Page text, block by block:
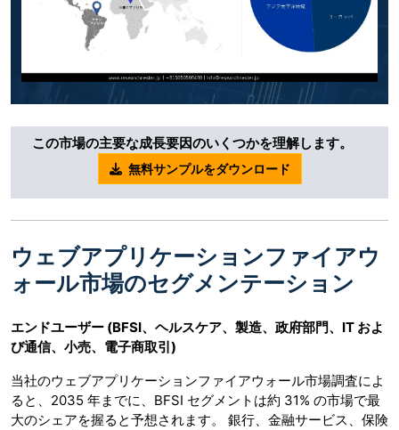
この市場の主要な成長要因のいくつかを理解します。
無料サンプルをダウンロード
ウェブアプリケーションファイアウ
ォール市場のセグメンテーション
エンドユーザー (BFSI、ヘルスケア、製造、政府部門、IT およ
び通信、小売、電子商取引)
当社のウェブアプリケーションファイアウォール市場調査によ
ると、2035 年までに、BFSI セグメントは約 31% の市場で最
大のシェアを握ると予想されます。 銀行、金融サービス、保険